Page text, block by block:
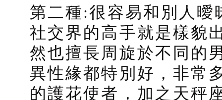
第二種:很容易和別人曖
社交界的高手就是樣貌
然也擅長周旋於不同的
異性緣都特別好，非常
的護花使者，加之天秤